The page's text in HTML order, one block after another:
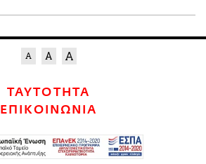
ΤΑΥΤΟΤΗΤΑ
ΕΠΙΚΟΙΝΩΝΙΑ